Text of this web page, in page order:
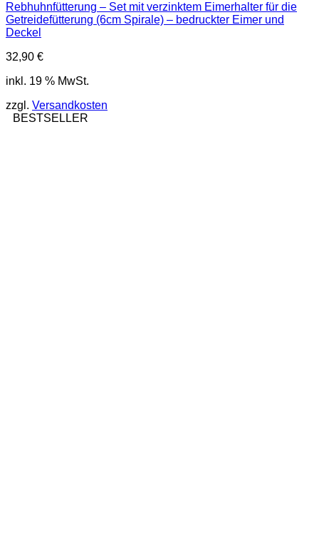
Rebhuhnfütterung – Set mit verzinktem Eimerhalter für die
Getreidefütterung (6cm Spirale) – bedruckter Eimer und
Deckel
32,90 €
inkl. 19 % MwSt.
zzgl. Versandkosten
BESTSELLER